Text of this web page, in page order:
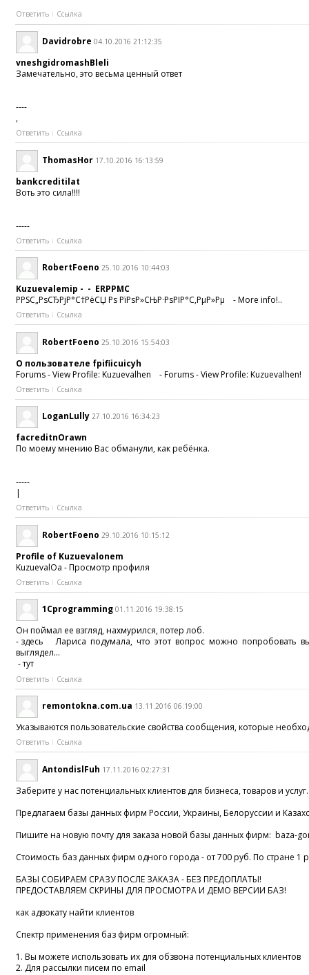
Ответить Ссылка
Davidrobre 04.10.2016 21:12:35
vneshgidromashBleli
Замечательно, это весьма ценный ответ
----
,
Ответить Ссылка
ThomasHor 17.10.2016 16:13:59
bankcreditilat
Воть это сила!!!!
-----
Ответить Ссылка
RobertFoeno 25.10.2016 10:44:03
Kuzuevalemip - - ERPPMC
РРЅС„РѕСЂРјР°С†РёСЏ Рѕ РїРѕР»СЊР·РѕРІР°С‚РµР»Рµ - More info!..
Ответить Ссылка
RobertFoeno 25.10.2016 15:54:03
О пользователе fpifiicuicyh
Forums - View Profile: Kuzuevalhen - Forums - View Profile: Kuzuevalhen!
Ответить Ссылка
LoganLully 27.10.2016 16:34:23
facreditnOrawn
По моему мнению Вас обманули, как ребёнка.
-----
|
Ответить Ссылка
RobertFoeno 29.10.2016 10:15:12
Profile of Kuzuevalonem
KuzuevalOa - Просмотр профиля
Ответить Ссылка
1Cprogramming 01.11.2016 19:38:15
Он поймал ее взгляд, нахмурился, потер лоб.
- здесь Лариса подумала, что этот вопрос можно попробовать
выглядел...
- тут
Ответить Ссылка
remontokna.com.ua 13.11.2016 06:19:00
Указываются пользовательские свойства сообщения, которые
Ответить Ссылка
AntondislFuh 17.11.2016 02:27:31
Заберите у нас потенциальных клиентов для бизнеса, товаров и услуг.
Предлагаем базы данных фирм России, Украины, Белоруссии и
Пишите на новую почту для заказа новой базы данных фирм: baza-
Стоимость баз данных фирм одного города - от 700 руб. По стране 1
БАЗЫ СОБИРАЕМ СРАЗУ ПОСЛЕ ЗАКАЗА - БЕЗ ПРЕДОПЛАТЫ!
ПРЕДОСТАВЛЯЕМ СКРИНЫ ДЛЯ ПРОСМОТРА И ДЕМО ВЕРСИИ БАЗ!
как адвокату найти клиентов
Спектр применения баз фирм огромный:
1. Вы можете использовать их для обзвона потенциальных клиентов
2. Для рассылки писем по email